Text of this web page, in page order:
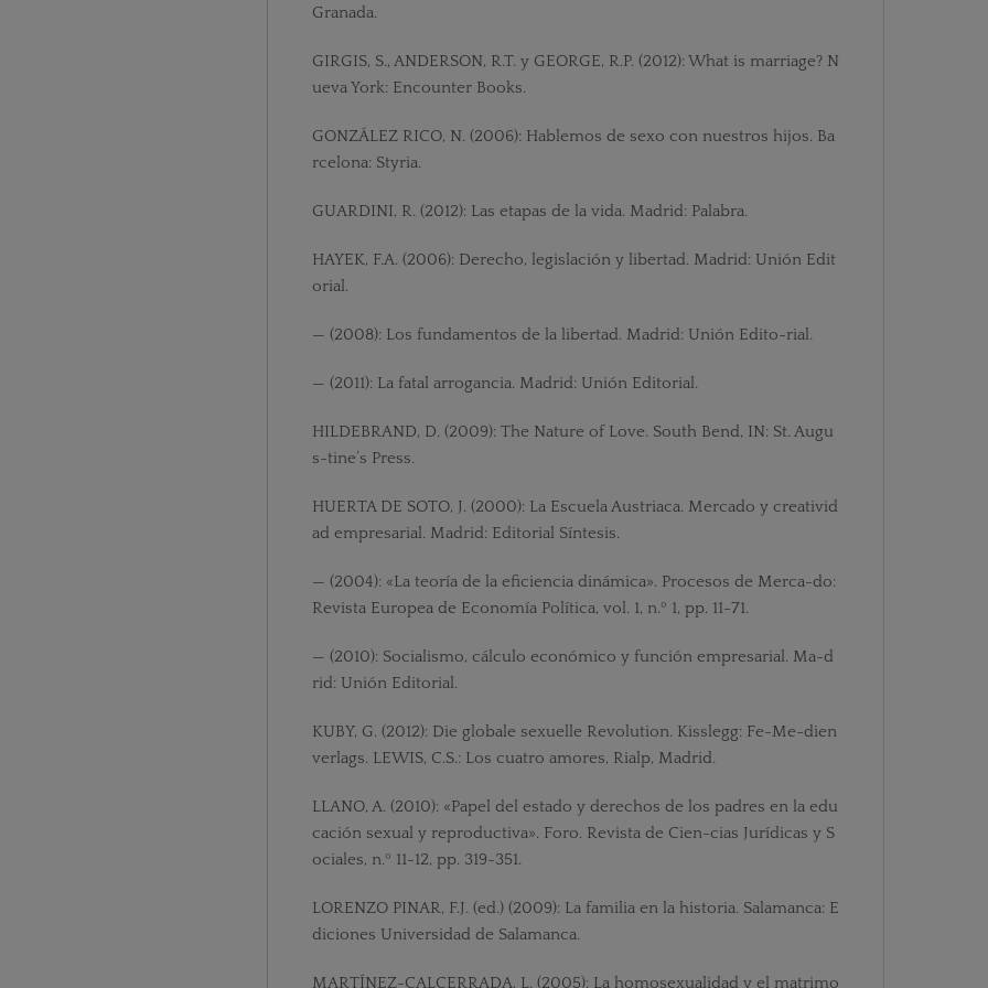
Granada.
GIRGIS, S., ANDERSON, R.T. y GEORGE, R.P. (2012): What is marriage? N
ueva York: Encounter Books.
GONZÁLEZ RICO, N. (2006): Hablemos de sexo con nuestros hijos. Ba
rcelona: Styria.
GUARDINI, R. (2012): Las etapas de la vida. Madrid: Palabra.
HAYEK, F.A. (2006): Derecho, legislación y libertad. Madrid: Unión Edit
orial.
— (2008): Los fundamentos de la libertad. Madrid: Unión Edito-rial.
— (2011): La fatal arrogancia. Madrid: Unión Editorial.
HILDEBRAND, D. (2009): The Nature of Love. South Bend, IN: St. Augu
s-tine’s Press.
HUERTA DE SOTO, J. (2000): La Escuela Austriaca. Mercado y creativid
ad empresarial. Madrid: Editorial Síntesis.
— (2004): «La teoría de la eficiencia dinámica». Procesos de Merca-do:
Revista Europea de Economía Política, vol. 1, n.º 1, pp. 11-71.
— (2010): Socialismo, cálculo económico y función empresarial. Ma-d
rid: Unión Editorial.
KUBY, G. (2012): Die globale sexuelle Revolution. Kisslegg: Fe-Me-dien
verlags. LEWIS, C.S.: Los cuatro amores, Rialp, Madrid.
LLANO, A. (2010): «Papel del estado y derechos de los padres en la edu
cación sexual y reproductiva». Foro. Revista de Cien-cias Jurídicas y S
ociales, n.º 11-12, pp. 319-351.
LORENZO PINAR, F.J. (ed.) (2009): La familia en la historia. Salamanca: E
diciones Universidad de Salamanca.
MARTÍNEZ-CALCERRADA, L. (2005): La homosexualidad y el matrimo